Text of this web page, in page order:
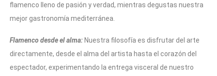
flamenco lleno de pasión y verdad, mientras degustas nuestra
mejor gastronomía mediterránea.
Flamenco desde el alma: Nuestra filosofía es disfrutar del arte
directamente, desde el alma del artista hasta el corazón del
espectador, experimentando la entrega visceral de nuestro